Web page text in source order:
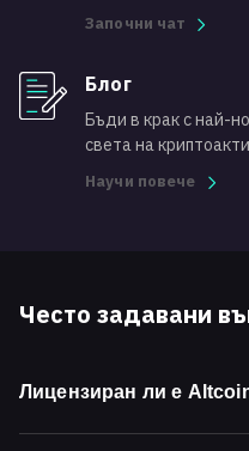
Започни чат
Блог
Бъди в крак с най-
света на
Научи повече
Често задавани
Лицензиран ли е